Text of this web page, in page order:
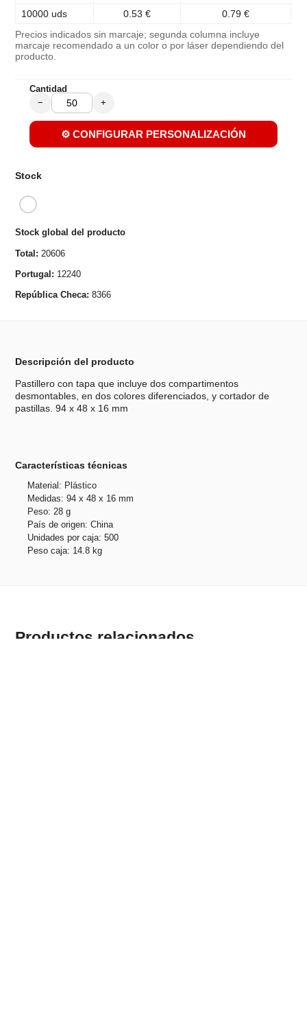
10000 uds
0.53 € 0.79 €
Precios indicados sin marcaje; segunda columna incluye
marcaje recomendado a un color o por láser dependiendo del
producto.
Cantidad
− +
⚙️ CONFIGURAR PERSONALIZACIÓN
Stock
Stock global del producto
Total: 20606
Portugal: 12240
República Checa: 8366
Descripción del producto
Pastillero con tapa que incluye dos compartimentos
desmontables, en dos colores diferenciados, y cortador de
pastillas. 94 x 48 x 16 mm
Características técnicas
Material: Plástico
Medidas: 94 x 48 x 16 mm
Peso: 28 g
País de origen: China
Unidades por caja: 500
Peso caja: 14.8 kg
Productos relacionados